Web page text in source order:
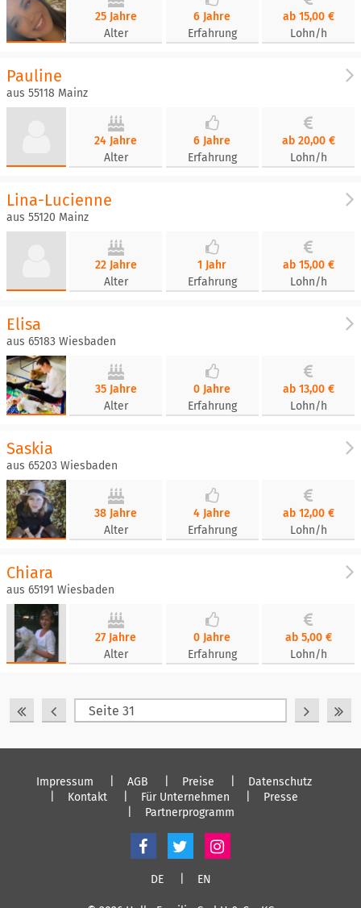
25 Jahre
Alter
6 Jahre
Erfahrung
ab 15,00 €
Lohn/h
Pauline
aus 55118 Mainz
24 Jahre
Alter
6 Jahre
Erfahrung
ab 20,00 €
Lohn/h
Lina-Lucienne
aus 55120 Mainz
22 Jahre
Alter
1 Jahr
Erfahrung
ab 15,00 €
Lohn/h
Elisa
aus 65183 Wiesbaden
35 Jahre
Alter
0 Jahre
Erfahrung
ab 13,00 €
Lohn/h
Saskia
aus 65203 Wiesbaden
38 Jahre
Alter
4 Jahre
Erfahrung
ab 12,00 €
Lohn/h
Chiara
aus 65191 Wiesbaden
27 Jahre
Alter
0 Jahre
Erfahrung
ab 5,00 €
Lohn/h
Impressum AGB Preise
Datenschutz
Kontakt
Für Unternehmen
Presse
Partnerprogramm
DE EN